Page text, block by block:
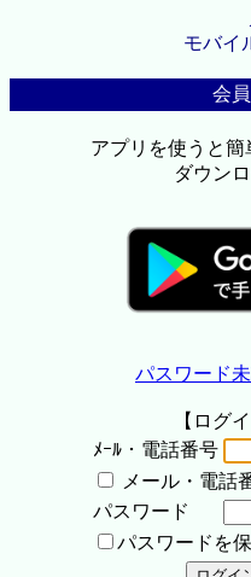
モバイ
会
アプリを使うと
ダウン
パスワード
【ログ
ﾒｰﾙ・電話番号
メール・電話
パスワード
パスワードを